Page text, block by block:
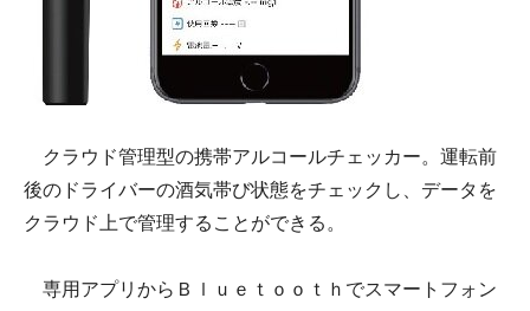
クラウド管理型の携帯アルコールチェッカー。運転前
後のドライバーの酒気帯び状態をチェックし、データを
クラウド上で管理することができる。
専用アプリからＢｌｕｅｔｏｏｔｈでスマートフォン